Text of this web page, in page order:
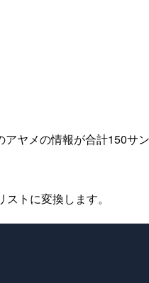
ヤメの情報が合計150サ
トに変換します。